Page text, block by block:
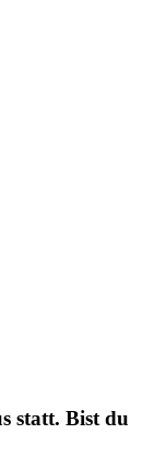
statt. Bist du